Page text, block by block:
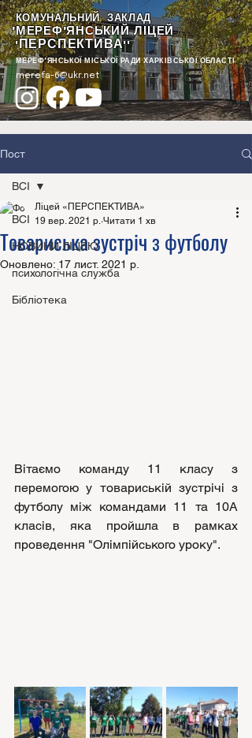
КОМУНАЛЬНИЙ ЗАКЛАД
"МЕРЕФ'ЯНСЬКИЙ ЛІЦЕЙ
"ПЕРСПЕКТИВА""
МЕРЕФ'ЯНСЬКОЇ МІСЬКОЇ РАДИ ХАРКІВСЬКОЇ ОБЛАСТІ
merefa-6@ukr.net
Пост
ВСІ
НОВИНИ ЛІЦЕЮ
психологічна служба
Бібліотека
ВСІ
Товариська зустріч з футболу
Ліцей «ПЕРСПЕКТИВА»
19 вер. 2021 р. Читати 1 хв
Оновлено: 17 лист. 2021 р.
Вітаємо команду 11 класу з
перемогою у товариській зустрічі з
футболу між командами 11 та 10А
класів, яка пройшла в рамках
проведення "Олімпійського уроку".